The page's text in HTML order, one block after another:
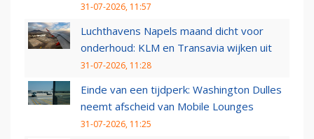
31-07-2026, 11:57
Luchthavens Napels maand dicht voor
onderhoud: KLM en Transavia wijken uit
31-07-2026, 11:28
Einde van een tijdperk: Washington Dulles
neemt afscheid van Mobile Lounges
31-07-2026, 11:25